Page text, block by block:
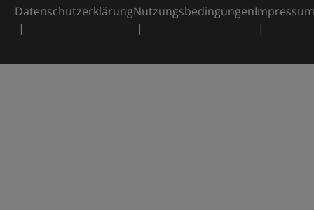
DatenschutzerklärungNutzungsbedingungenImpressum